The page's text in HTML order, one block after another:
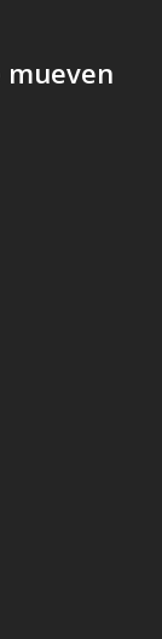
mueven